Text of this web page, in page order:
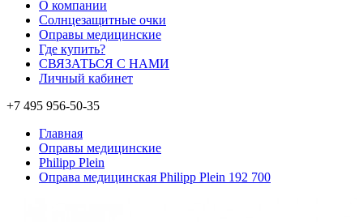
О компании
Солнцезащитные очки
Оправы медицинские
Где купить?
СВЯЗАТЬСЯ С НАМИ
Личный кабинет
+7 495 956-50-35
Главная
Оправы медицинские
Philipp Plein
Оправа медицинская Philipp Plein 192 700